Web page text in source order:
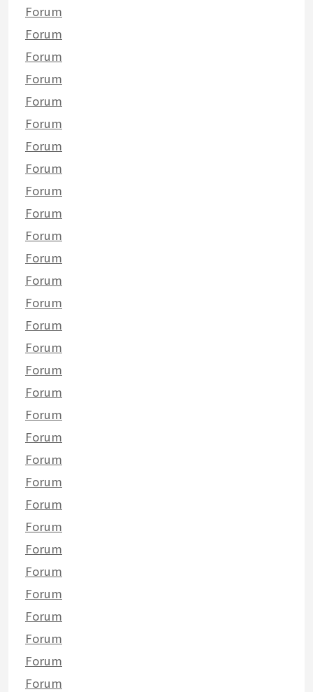
Forum
Forum
Forum
Forum
Forum
Forum
Forum
Forum
Forum
Forum
Forum
Forum
Forum
Forum
Forum
Forum
Forum
Forum
Forum
Forum
Forum
Forum
Forum
Forum
Forum
Forum
Forum
Forum
Forum
Forum
Forum